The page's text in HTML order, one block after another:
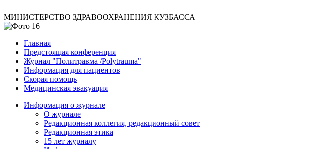
МИНИСТЕРСТВО ЗДРАВООХРАНЕНИЯ КУЗБАССА
Главная
Предстоящая конференция
Журнал "Политравма /Polytrauma"
Информация для пациентов
Скорая помощь
Медицинская эвакуация
Информация о журнале
О журнале
Редакционная коллегия, редакционный совет
Редакционная этика
15 лет журналу